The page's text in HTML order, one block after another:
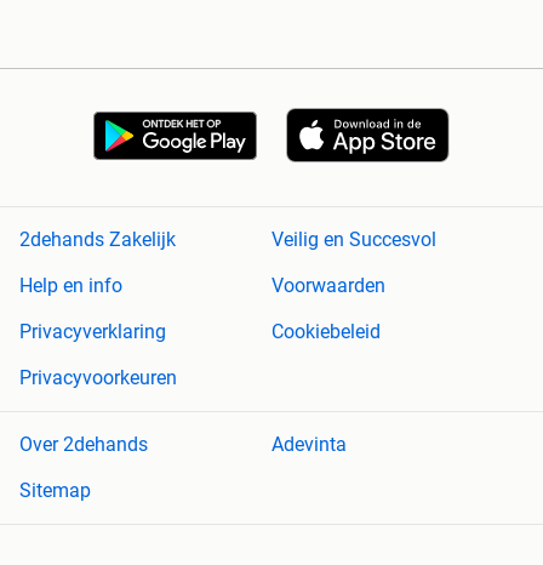
2dehands Zakelijk
Veilig en Succesvol
Help en info
Voorwaarden
Privacyverklaring
Cookiebeleid
Privacyvoorkeuren
Over 2dehands
Adevinta
Sitemap